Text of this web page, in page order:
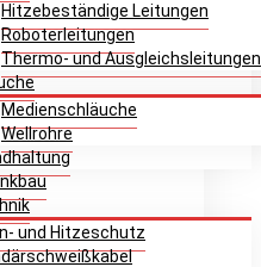
Hitzebeständige Leitungen
Roboterleitungen
Thermo- und Ausgleichsleitungen
Medienschläuche
Wellrohre
und Hitzeschutz